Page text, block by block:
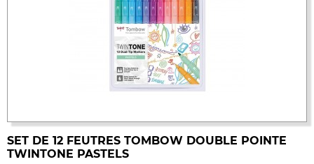
SET DE 12 FEUTRES TOMBOW DOUBLE POINTE
TWINTONE PASTELS